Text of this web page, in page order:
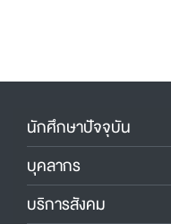
นักศึกษาปัจจุบัน
บุคลากร
บริการสังคม